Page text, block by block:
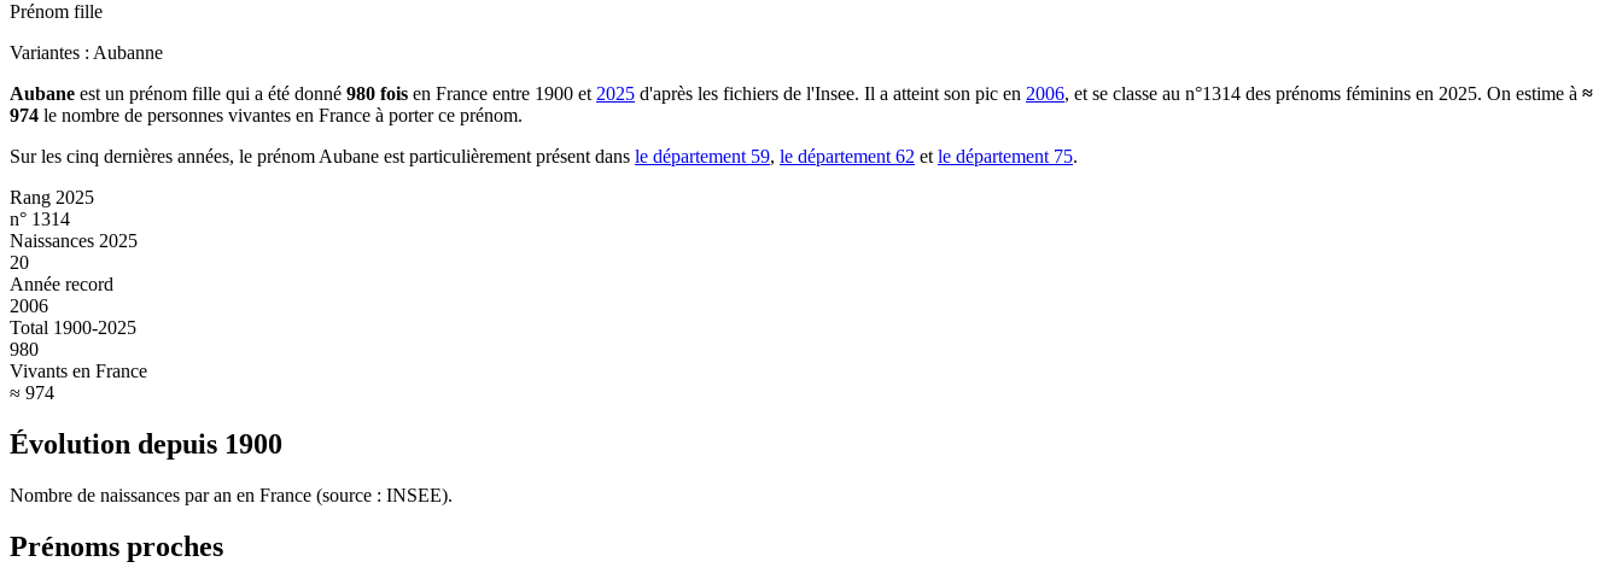
Prénom fille
Variantes : Aubanne
Aubane est un prénom fille qui a été donné 980 fois en France entre 1900 et 2025 d'après les fichiers de l'Insee. Il a atteint son pic en 2006, et se classe au n°1314 des prénoms féminins en 2025. On estime à ≈
974 le nombre de personnes vivantes en France à porter ce prénom.
Sur les cinq dernières années, le prénom Aubane est particulièrement présent dans le département 59, le département 62 et le département 75.
Rang 2025
n° 1314
Naissances 2025
20
Année record
2006
Total 1900-2025
980
Vivants en France
≈ 974
Évolution depuis 1900
Nombre de naissances par an en France (source : INSEE).
Prénoms proches